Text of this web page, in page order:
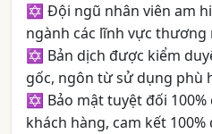
✡ Đội ngũ nhân viên am
ngành các lĩnh vực thương
✡ Bản dịch được kiểm
gốc, ngôn từ sử dụng phù
✡ Bảo mật tuyệt đối 100%
khách hàng, cam kết